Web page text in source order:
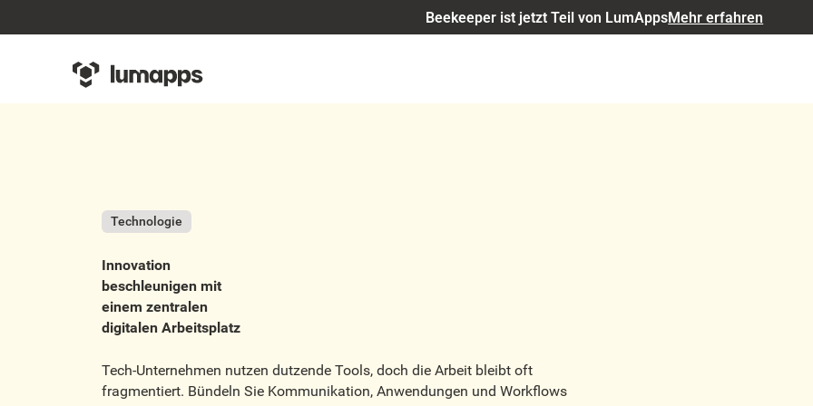
Beekeeper ist jetzt Teil von LumAppsMehr erfahren
Technologie
Innovation
beschleunigen mit
einem zentralen
digitalen Arbeitsplatz
Tech-Unternehmen nutzen dutzende Tools, doch die Arbeit bleibt oft
fragmentiert. Bündeln Sie Kommunikation, Anwendungen und Workflows